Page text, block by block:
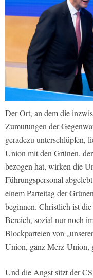
Der Ort, an dem die
Zumutungen der
geradezu unterschlüpfen,
Union mit den Grünen,
bezogen hat, wirken die
Führungspersonal
einem Parteitag der
beginnen. Christlich ist
Bereich, sozial nur noch
Blockparteien von
Union, ganz Merz-Union,
Und die Angst sitzt der